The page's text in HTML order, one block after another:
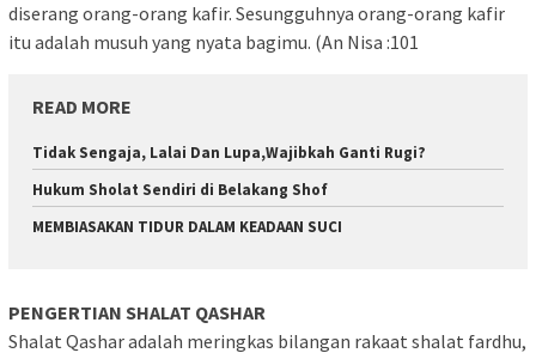
diserang orang-orang kafir. Sesungguhnya orang-orang kafir
itu adalah musuh yang nyata bagimu. (An Nisa :101
READ MORE
Tidak Sengaja, Lalai Dan Lupa,Wajibkah Ganti Rugi?
Hukum Sholat Sendiri di Belakang Shof
MEMBIASAKAN TIDUR DALAM KEADAAN SUCI
PENGERTIAN SHALAT QASHAR
Shalat Qashar adalah meringkas bilangan rakaat shalat fardhu,